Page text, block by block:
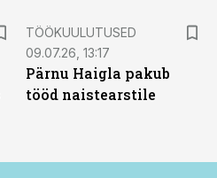
TÖÖKUULUTUSED
09.07.26, 13:17
Pärnu Haigla pakub
tööd naistearstile